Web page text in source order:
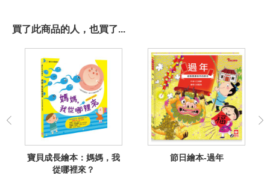
買了此商品的人，也買了...
寶貝成長繪本：媽媽，我
從哪裡來？
節日繪本-過年